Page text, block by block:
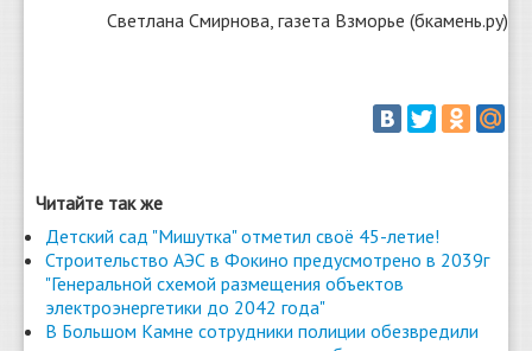
Светлана Смирнова, газета Взморье (бкамень.ру)
Читайте так же
Детский сад "Мишутка" отметил своё 45-летие!
Строительство АЭС в Фокино предусмотрено в 2039г
"Генеральной схемой размещения объектов
электроэнергетики до 2042 года"
В Большом Камне сотрудники полиции обезвредили